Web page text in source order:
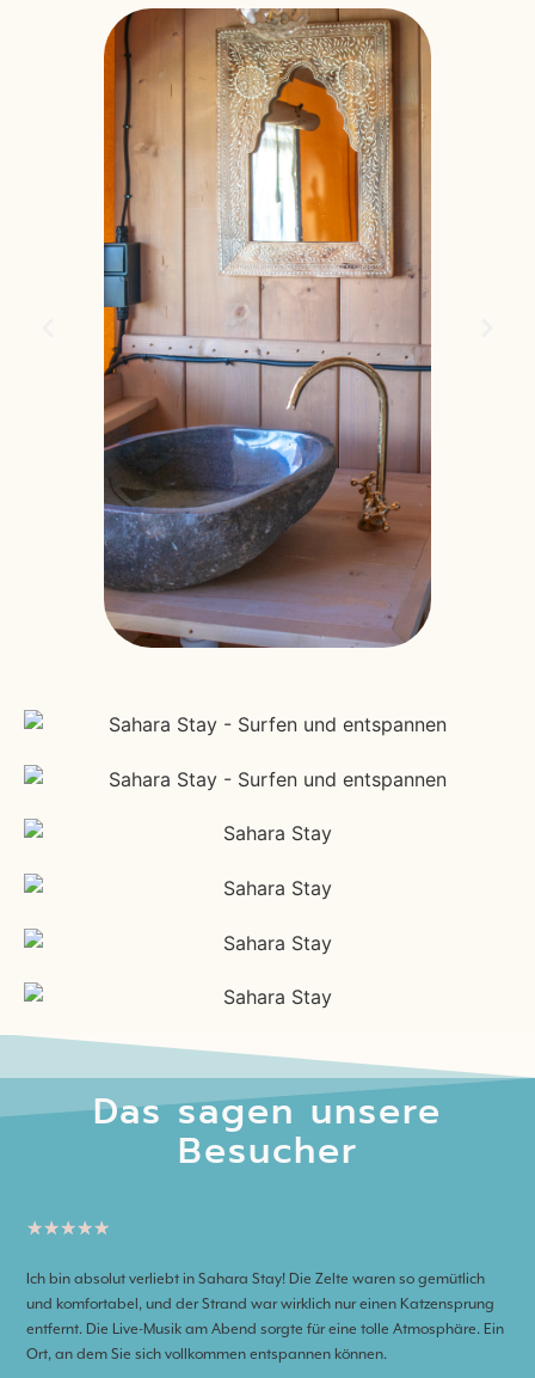
Das sagen unsere
Besucher
★★★★★
Ich bin absolut verliebt in Sahara Stay! Die Zelte waren so gemütlich
und komfortabel, und der Strand war wirklich nur einen Katzensprung
entfernt. Die Live-Musik am Abend sorgte für eine tolle Atmosphäre. Ein
Ort, an dem Sie sich vollkommen entspannen können.